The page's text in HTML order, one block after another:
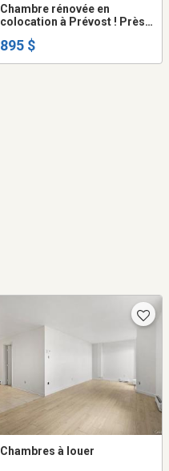
Chambre rénovée en
colocation à Prévost ! Près
Sauveur
895 $
Chambres à louer